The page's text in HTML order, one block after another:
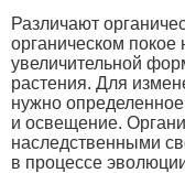
Различают
органическом покое
увеличительной
растения. Для
нужно
и освещение.
наследственными
в процессе